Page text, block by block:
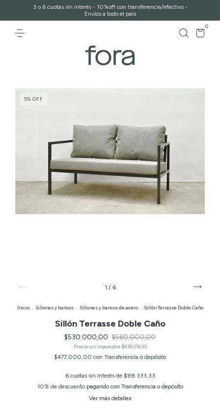
3 o 6 cuotas sin interés - 10%off con transferencia/efectivo -
Envíos a todo el país
0
5% OFF
1 / 6
Inicio . Sillones y bancos . Sillones y bancos de acero . Sillón Terrasse Doble Caño
Sillón Terrasse Doble Caño
$530.000,00 $560.000,00
Precio sin impuestos $438.016,53
$477.000,00 con Transferencia o depósito
6 cuotas sin interés de $88.333,33
10% de descuentopagando con Transferencia o depósito
Ver más detalles